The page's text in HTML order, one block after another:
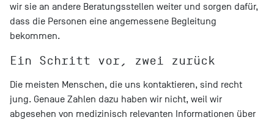
wir sie an andere Beratungsstellen weiter und sorgen dafür,
dass die Personen eine angemessene Begleitung
bekommen.
Ein Schritt vor, zwei zurück
Die meisten Menschen, die uns kontaktieren, sind recht
jung. Genaue Zahlen dazu haben wir nicht, weil wir
abgesehen von medizinisch relevanten Informationen über